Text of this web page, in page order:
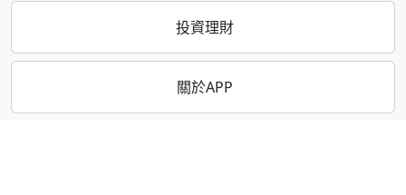
投資理財
關於APP